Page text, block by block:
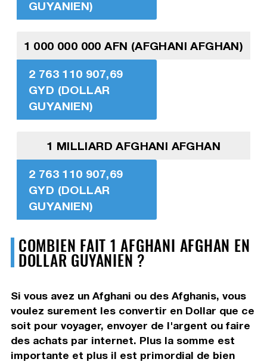
GUYANIEN)
1 000 000 000 AFN (AFGHANI AFGHAN)
2 763 110 907,69
GYD (DOLLAR
GUYANIEN)
1 MILLIARD AFGHANI AFGHAN
2 763 110 907,69
GYD (DOLLAR
GUYANIEN)
COMBIEN FAIT 1 AFGHANI AFGHAN EN
DOLLAR GUYANIEN ?
Si vous avez un Afghani ou des Afghanis, vous
voulez surement les convertir en Dollar que ce
soit pour voyager, envoyer de l'argent ou faire
des achats par internet. Plus la somme est
importante et plus il est primordial de bien